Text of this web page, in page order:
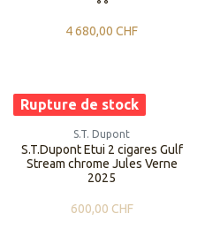
4 680,00 CHF
Rupture de stock
S.T. Dupont
S.T.Dupont Etui 2 cigares Gulf
Stream chrome Jules Verne
2025
600,00 CHF